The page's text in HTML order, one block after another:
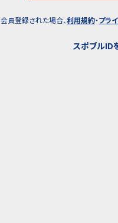
会員登録された場合、利用規約・プラ
スポブルID